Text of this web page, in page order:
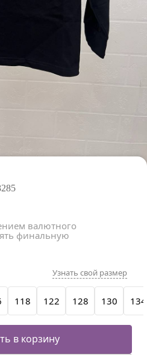
валютного
финальную
118 122 128 130 134
Узнать свой размер
в корзину